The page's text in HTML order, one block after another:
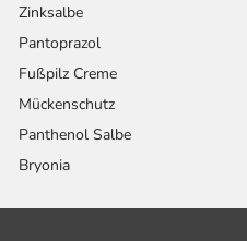
Zinksalbe
Pantoprazol
Fußpilz Creme
Mückenschutz
Panthenol Salbe
Bryonia